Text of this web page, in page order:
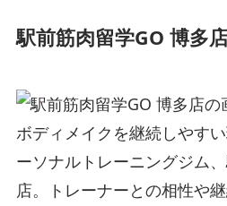
駅前筋肉留学GO 博多
ボディメイクを継続しやす
ーソナルトレーニングジム
店。トレーナーとの相性や